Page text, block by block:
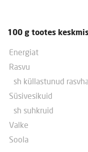
100 g tootes
Energiat
Rasvu
sh küllastunud
Süsivesikuid
sh suhkruid
Valke
Soola